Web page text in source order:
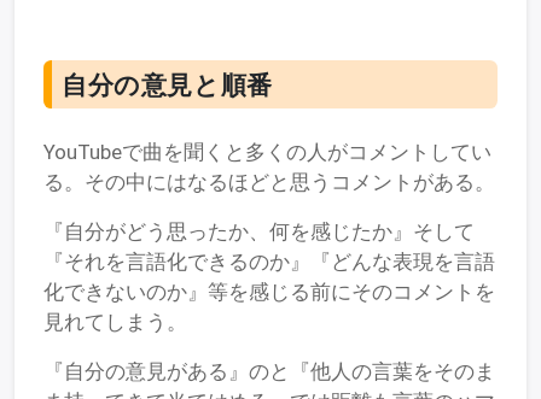
自分の意見と順番
YouTubeで曲を聞くと多くの人がコメントしてい
る。その中にはなるほどと思うコメントがある。
『自分がどう思ったか、何を感じたか』そして
『それを言語化できるのか』『どんな表現を言語
化できないのか』等を感じる前にそのコメントを
見れてしまう。
『自分の意見がある』のと『他人の言葉をそのま